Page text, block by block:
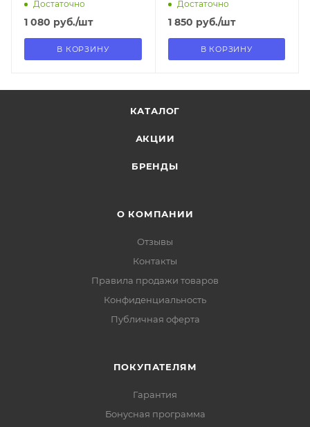
Достаточно
1 080 руб./шт
В КОРЗИНУ
Достаточно
1 850 руб./шт
В КОРЗИНУ
КАТАЛОГ
АКЦИИ
БРЕНДЫ
О КОМПАНИИ
Отзывы
Контакты
Правила продажи товаров
Конфиденциальность
Публичная оферта
ПОКУПАТЕЛЯМ
Гарантия
Бонусная программа